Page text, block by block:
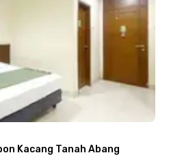
Kacang Tanah Abang